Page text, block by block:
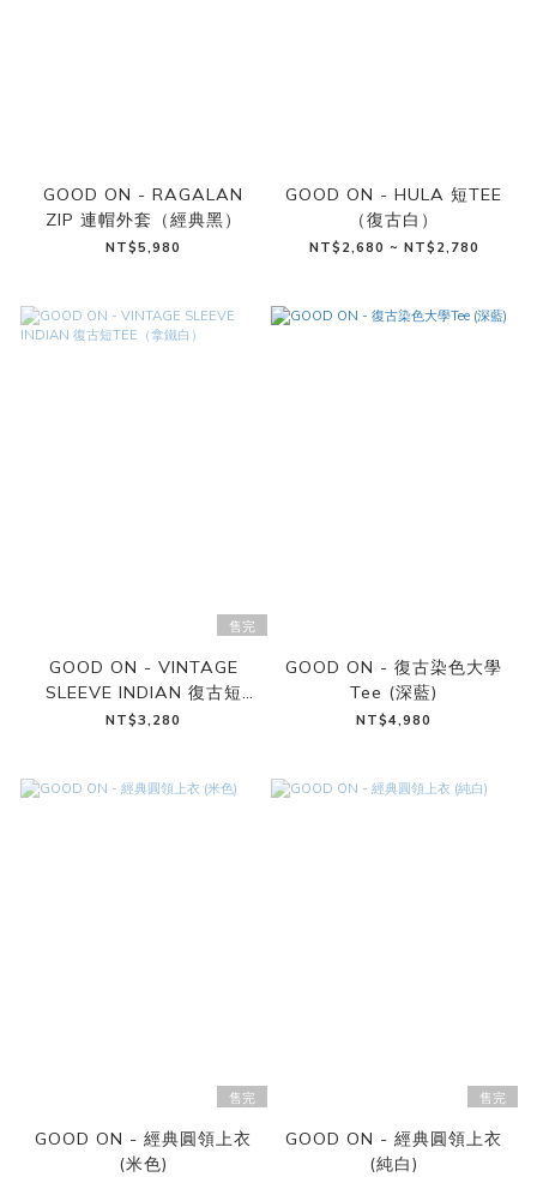
GOOD ON - RAGALAN
ZIP 連帽外套（經典黑）
NT$5,980
GOOD ON - HULA 短TEE
（復古白）
NT$2,680 ~ NT$2,780
售完
GOOD ON - VINTAGE
SLEEVE INDIAN 復古短
TEE（拿鐵白）
NT$3,280
GOOD ON - 復古染色大學
Tee (深藍)
NT$4,980
售完
GOOD ON - 經典圓領上衣
(米色)
售完
GOOD ON - 經典圓領上衣
(純白)